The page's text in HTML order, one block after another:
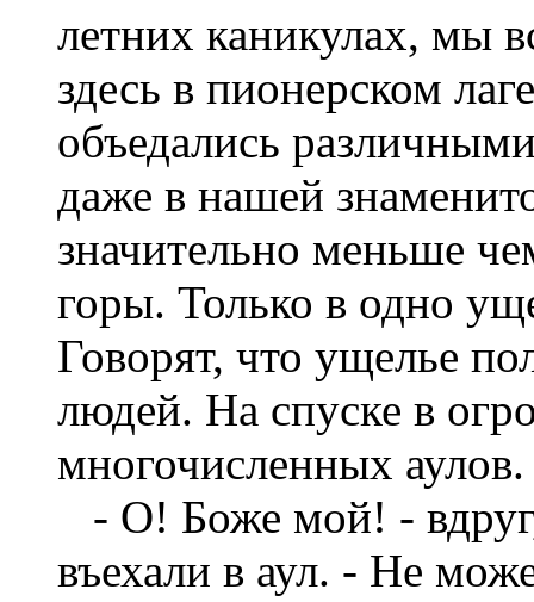
летних каникулах, мы
здесь в пионерском
объедались
даже в нашей
значительно меньше
горы. Только в одно
Говорят, что ущелье
людей. На спуске в
многочисленных
- О! Боже мой! -
въехали в аул. - Не